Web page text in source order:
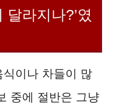
라지나?’였
이나 차들이 많
중에 절반은 그냥